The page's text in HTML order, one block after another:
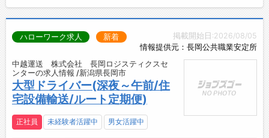
掲載開始日:2026/08/05
情報提供元：長岡公共職業安定所
ハローワーク求人 新着
中越運送 株式会社 長岡ロジスティクスセ
ンターの求人情報 /新潟県長岡市
大型ドライバー(深夜～午前/住
宅設備輸送/ルート定期便)
正社員 未経験者活躍中 男女活躍中